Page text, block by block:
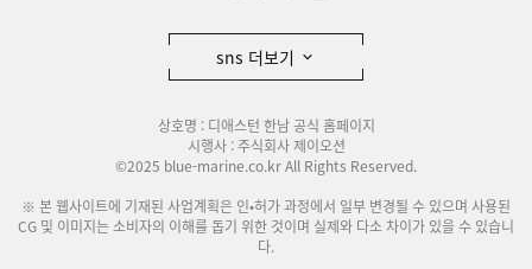
sns 더보기
상호명 : 디애스턴 한남 공식 홈페이지
시행사 : 주식회사 제이오션
©2025 blue-marine.co.kr All Rights Reserved.
※ 본 웹사이트에 기재된 사업계획은 인•허가 과정에서 일부 변경될 수 있으며 사용된
CG 및 이미지는 소비자의 이해를 돕기 위한 것이며 실제와 다소 차이가 있을 수 있습니
다.